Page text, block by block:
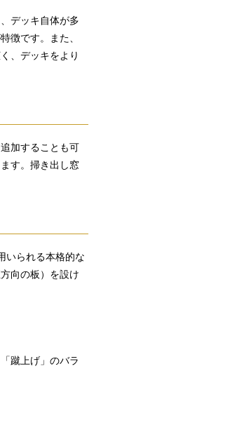
デッキ自体が多
徴です。また、
、デッキをより
加することも可
す。掃き出し窓
いられる本格的な
向の板）を設け
蹴上げ」のバラ